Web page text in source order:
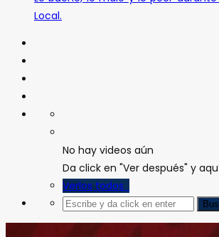
Local.
No hay videos aún
Da click en "Ver después" y
Verlos todos